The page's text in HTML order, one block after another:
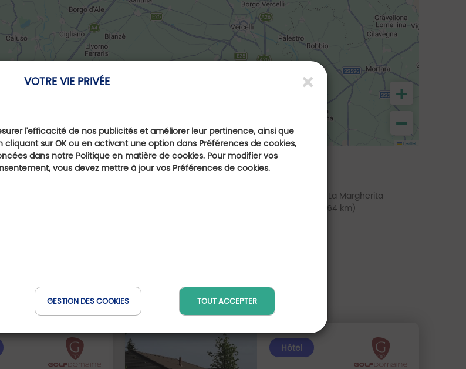
VOTRE VIE PRIVÉE
l'efficacité de nos publicités et améliorer leur pertinence, ainsi que
cliquant sur OK ou en activant une option dans Préférences de cookies,
dans notre Politique en matière de cookies. Pour modifier vos
vous devez mettre à jour vos Préférences de cookies.
GESTION DES COOKIES TOUT ACCEPTER
+
−
Leaflet
Les Golfs à proximité
Golf Club La Margherita
(à 64 km)
Hôtel